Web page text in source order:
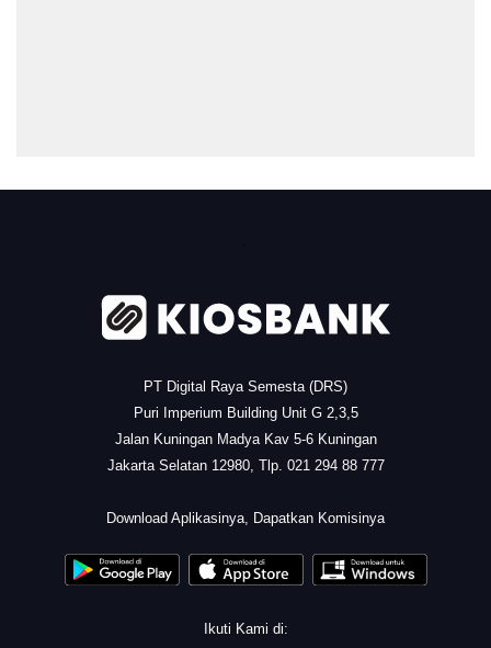
PT Digital Raya Semesta (DRS)
Puri Imperium Building Unit G 2,3,5
Jalan Kuningan Madya Kav 5-6 Kuningan
Jakarta Selatan 12980, Tlp. 021 294 88 777
Download Aplikasinya, Dapatkan Komisinya
Ikuti Kami di: